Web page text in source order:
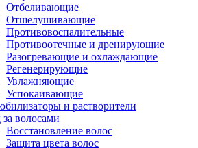
Отбеливающие
Отшелушивающие
Противовоспалительные
Противоотечные и дренирующие
Разогревающие и охлаждающие
Регенерирующие
Увлажняющие
Успокаивающие
и растворители
за волосами
Восстановление волос
Защита цвета волос